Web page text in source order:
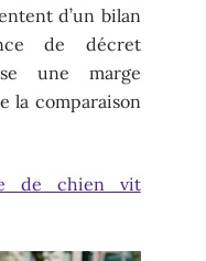
d’un bilan
de décret
une marge
la comparaison
de chien vit